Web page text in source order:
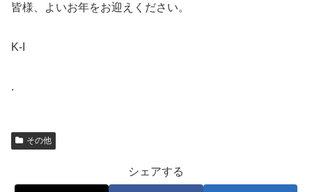
皆様、よいお年をお迎えください。
K-I
.
その他
シェアする